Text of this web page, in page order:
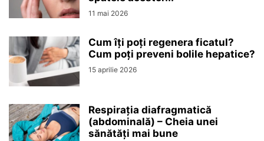
11 mai 2026
Cum îți poți regenera ficatul?
Cum poți preveni bolile hepatice?
15 aprilie 2026
Respirația diafragmatică
(abdominală) – Cheia unei
sănătăți mai bune